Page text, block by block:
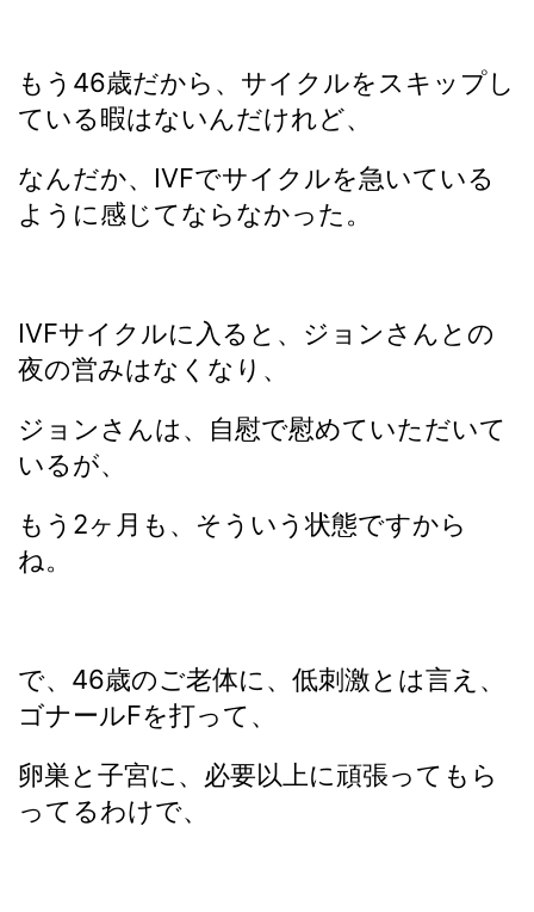
もう46歳だから、サイクルをスキップし
ている暇はないんだけれど、
なんだか、IVFでサイクルを急いている
ように感じてならなかった。
IVFサイクルに入ると、ジョンさんとの
夜の営みはなくなり、
ジョンさんは、自慰で慰めていただいて
いるが、
もう2ヶ月も、そういう状態ですから
ね。
で、46歳のご老体に、低刺激とは言え、
ゴナールFを打って、
卵巣と子宮に、必要以上に頑張ってもら
ってるわけで、